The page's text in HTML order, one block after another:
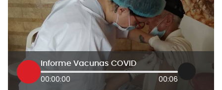
Informe Vacunas COVID
00:00:00 00:06